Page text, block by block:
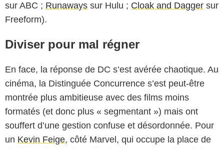
sur ABC ; Runaways sur Hulu ; Cloak and Dagger sur
Freeform).
Diviser pour mal régner
En face, la réponse de DC s’est avérée chaotique. Au
cinéma, la Distinguée Concurrence s’est peut-être
montrée plus ambitieuse avec des films moins
formatés (et donc plus « segmentant ») mais ont
souffert d’une gestion confuse et désordonnée. Pour
un Kevin Feige, côté Marvel, qui occupe la place de